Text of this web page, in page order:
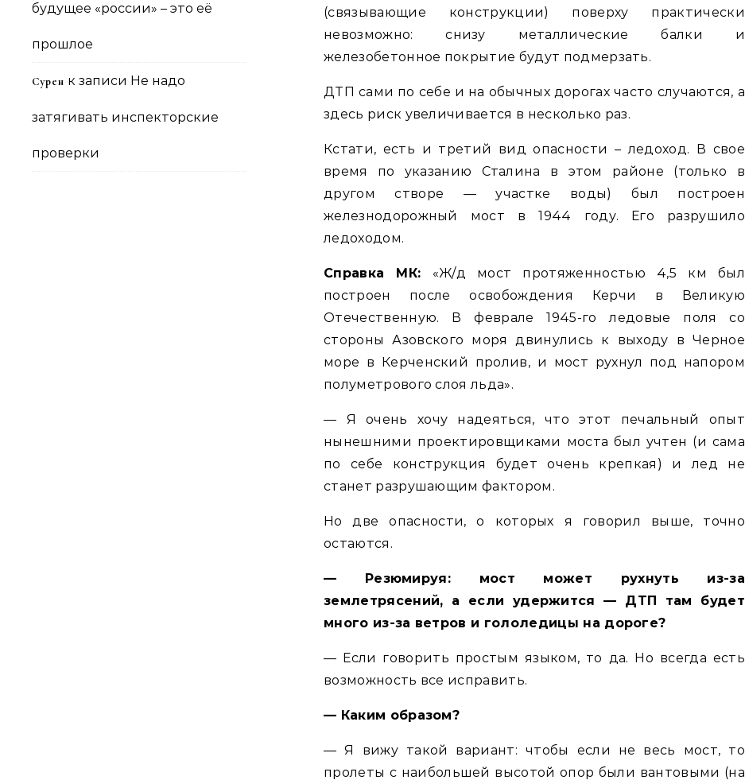
будущее «россии» – это её
прошлое
Сурен к записи Не надо
затягивать инспекторские
проверки
(связывающие конструкции) поверху практически
невозможно: снизу металлические балки и
железобетонное покрытие будут подмерзать.
ДТП сами по себе и на обычных дорогах часто случаются, а
здесь риск увеличивается в несколько раз.
Кстати, есть и третий вид опасности – ледоход. В свое
время по указанию Сталина в этом районе (только в
другом створе — участке воды) был построен
железнодорожный мост в 1944 году. Его разрушило
ледоходом.
Справка МК: «Ж/д мост протяженностью 4,5 км был
построен после освобождения Керчи в Великую
Отечественную. В феврале 1945-го ледовые поля со
стороны Азовского моря двинулись к выходу в Черное
море в Керченский пролив, и мост рухнул под напором
полуметрового слоя льда».
— Я очень хочу надеяться, что этот печальный опыт
нынешними проектировщиками моста был учтен (и сама
по себе конструкция будет очень крепкая) и лед не
станет разрушающим фактором.
Но две опасности, о которых я говорил выше, точно
остаются.
— Резюмируя: мост может рухнуть из-за
землетрясений, а если удержится — ДТП там будет
много из-за ветров и гололедицы на дороге?
— Если говорить простым языком, то да. Но всегда есть
возможность все исправить.
— Каким образом?
— Я вижу такой вариант: чтобы если не весь мост, то
пролеты с наибольшей высотой опор были вантовыми (на